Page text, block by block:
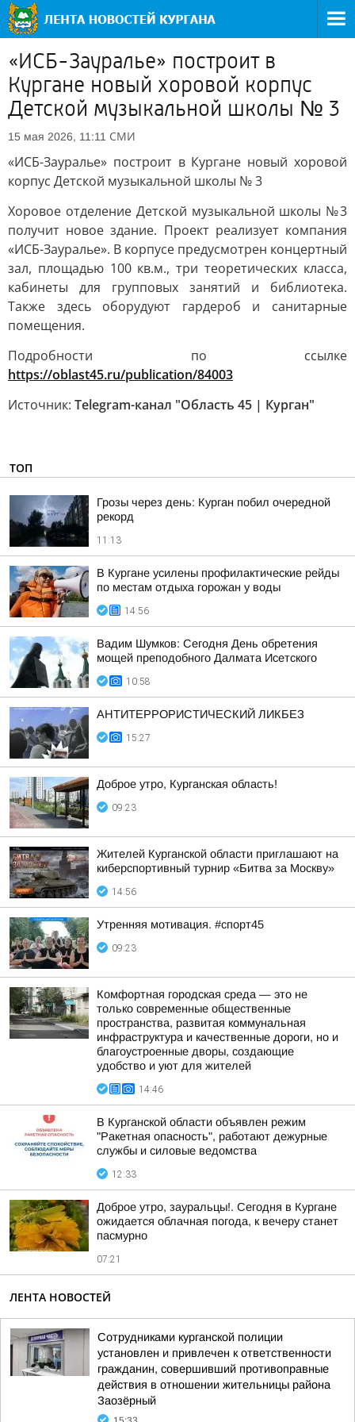
«ИСБ-Зауралье» построит в
Кургане новый хоровой корпус
Детской музыкальной школы № 3
15 мая 2026, 11:11 СМИ
«ИСБ-Зауралье» построит в Кургане новый хоровой
корпус Детской музыкальной школы № 3
Хоровое отделение Детской музыкальной школы №3
получит новое здание. Проект реализует компания
«ИСБ-Зауралье». В корпусе предусмотрен концертный
зал, площадью 100 кв.м., три теоретических класса,
кабинеты для групповых занятий и библиотека.
Также здесь оборудуют гардероб и санитарные
помещения.
Подробности по ссылке
https://oblast45.ru/publication/84003
Источник: Telegram-канал "Область 45 | Курган"
ТОП
Грозы через день: Курган побил очередной
рекорд
11:13
В Кургане усилены профилактические рейды
по местам отдыха горожан у воды
14:56
Вадим Шумков: Сегодня День обретения
мощей преподобного Далмата Исетского
10:58
АНТИТЕРРОРИСТИЧЕСКИЙ ЛИКБЕЗ
15:27
Доброе утро, Курганская область!
09:23
Жителей Курганской области приглашают на
киберспортивный турнир «Битва за Москву»
14:56
Утренняя мотивация. #спорт45
09:23
Комфортная городская среда — это не
только современные общественные
пространства, развитая коммунальная
инфраструктура и качественные дороги, но и
благоустроенные дворы, создающие
удобство и уют для жителей
14:46
В Курганской области объявлен режим
"Ракетная опасность", работают дежурные
службы и силовые ведомства
12:33
Доброе утро, зауральцы!. Сегодня в Кургане
ожидается облачная погода, к вечеру станет
пасмурно
07:21
ЛЕНТА НОВОСТЕЙ
Сотрудниками курганской полиции
установлен и привлечен к ответственности
гражданин, совершивший противоправные
действия в отношении жительницы района
Заозёрный